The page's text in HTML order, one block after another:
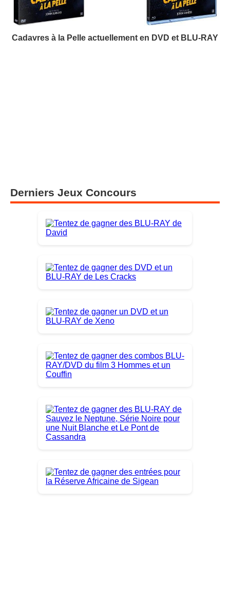
Cadavres à la Pelle actuellement en DVD et BLU-RAY
Derniers Jeux Concours